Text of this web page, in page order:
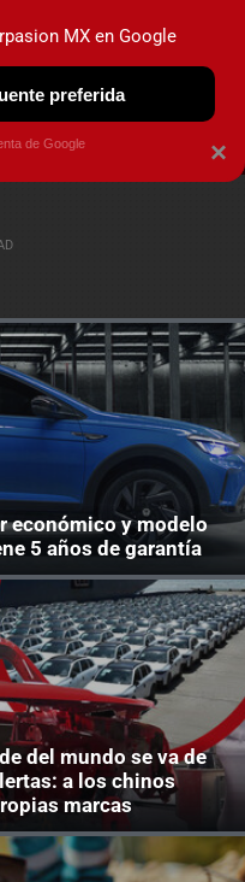
NUEVO
CIRCULA
económico y modelo
5 años de garantía
del mundo se va de
a los chinos
marcas
×
MX en Google
preferida
de Google